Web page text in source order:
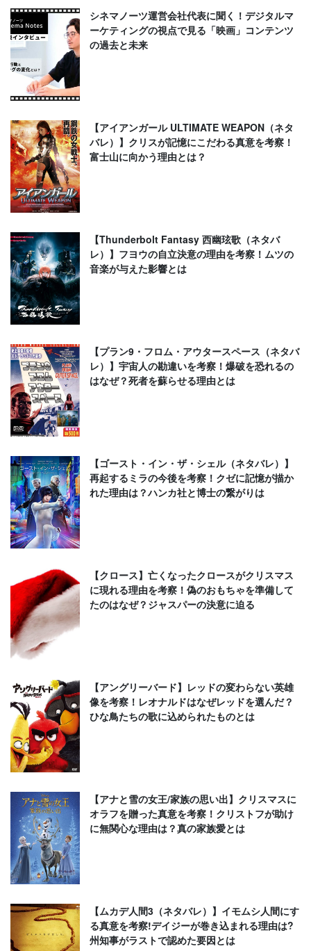
シネマノーツ運営会社代表に聞く！デジタルマ
ーケティングの視点で見る「映画」コンテンツ
の過去と未来
【アイアンガール ULTIMATE WEAPON（ネタ
バレ）】クリスが記憶にこだわる真意を考察！
富士山に向かう理由とは？
【Thunderbolt Fantasy 西幽玹歌（ネタバ
レ）】フヨウの自立決意の理由を考察！ムツの
音楽が与えた影響とは
【プラン9・フロム・アウタースペース（ネタバ
レ）】宇宙人の勘違いを考察！爆破を恐れるの
はなぜ？死者を蘇らせる理由とは
【ゴースト・イン・ザ・シェル（ネタバレ）】
再起するミラの今後を考察！クゼに記憶が描か
れた理由は？ハンカ社と博士の繋がりは
【クロース】亡くなったクロースがクリスマス
に現れる理由を考察！偽のおもちゃを準備して
たのはなぜ？ジャスパーの決意に迫る
【アングリーバード】レッドの変わらない英雄
像を考察！レオナルドはなぜレッドを選んだ？
ひな鳥たちの歌に込められたものとは
【アナと雪の女王/家族の思い出】クリスマスに
オラフを贈った真意を考察！クリストフが助け
に無関心な理由は？真の家族愛とは
【ムカデ人間3（ネタバレ）】イモムシ人間にす
る真意を考察!デイジーが巻き込まれる理由は?
州知事がラストで認めた要因とは